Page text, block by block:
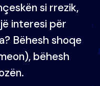
si rrezik,
interesi për
Bëhesh shoqe
bëhesh